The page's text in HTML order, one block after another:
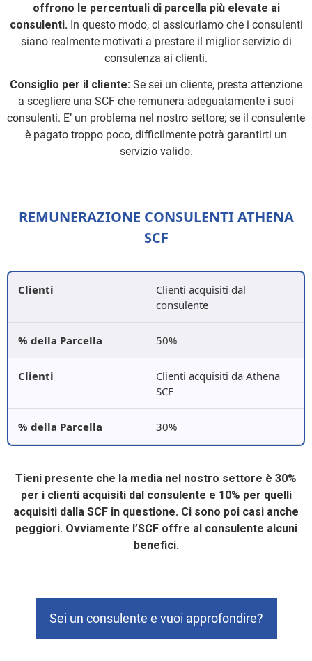
offrono le percentuali di parcella più elevate ai
consulenti.In questo modo, ci assicuriamo che i consulenti
siano realmente motivati a prestare il miglior servizio di
consulenza ai clienti.
Consiglio per il cliente: Se sei un cliente, presta attenzione
a scegliere una SCF che remunera adeguatamente i suoi
consulenti. E’ un problema nel nostro settore; se il consulente
è pagato troppo poco, difficilmente potrà garantirti un
servizio valido.
REMUNERAZIONE CONSULENTI ATHENA
SCF
Clienti acquisiti dal
consulente
50%
Clienti acquisiti da Athena
SCF
30%
Tieni presente che la media nel nostro settore è 30%
per i clienti acquisiti dal consulente e 10% per quelli
acquisiti dalla SCF in questione. Ci sono poi casi anche
peggiori. Ovviamente l’SCF offre al consulente alcuni
benefici.
Sei un consulente e vuoi approfondire?